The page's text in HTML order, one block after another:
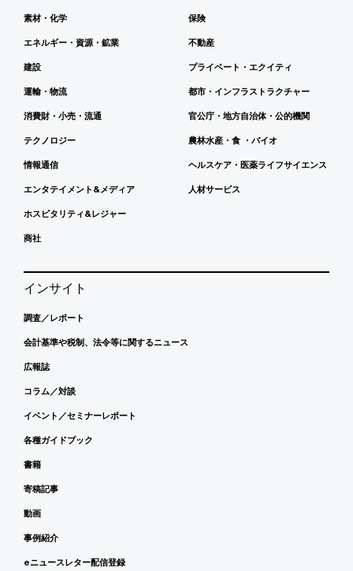
素材・化学
エネルギー・資源・鉱業
建設
運輸・物流
消費財・小売・流通
テクノロジー
情報通信
エンタテイメント&メディア
ホスピタリティ&レジャー
商社
保険
不動産
プライベート・エクイティ
都市・インフラストラクチャー
官公庁・地方自治体・公的機関
農林水産・食 ・バイオ
ヘルスケア・医薬ライフサイエンス
人材サービス
インサイト
調査／レポート
会計基準や税制、法令等に関するニュース
広報誌
コラム／対談
イベント／セミナーレポート
各種ガイドブック
書籍
寄稿記事
動画
事例紹介
eニュースレター配信登録